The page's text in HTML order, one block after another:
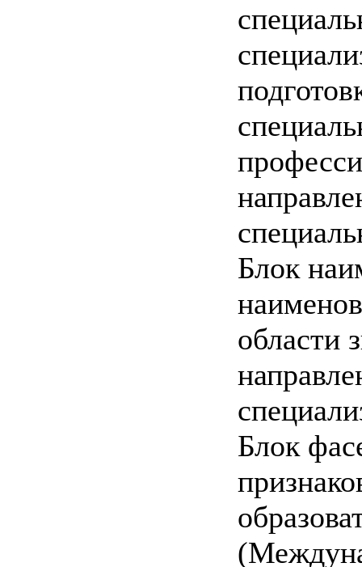
Блок
области
Блок